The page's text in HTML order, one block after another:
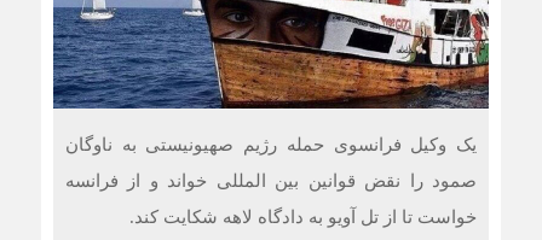
یک وکیل فرانسوی حمله رژیم صهیونیستی به ناوگان
صمود را نقض قوانین بین المللی خواند و از فرانسه
خواست تا از تل آویو به دادگاه لاهه شکایت کند.